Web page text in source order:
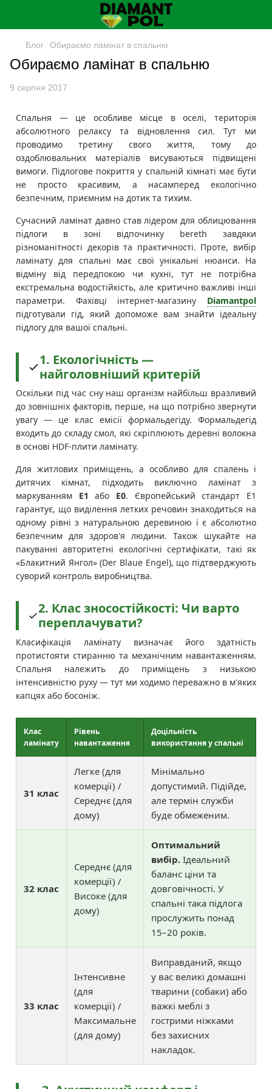
Блог Обираємо ламінат в спальню
Обираємо ламінат в спальню
9 серпня 2017
Спальня — це особливе місце в оселі, територія
абсолютного релаксу та відновлення сил. Тут ми
проводимо третину свого життя, тому до
оздоблювальних матеріалів висуваються підвищені
вимоги. Підлогове покриття у спальній кімнаті має бути
не просто красивим, а насамперед екологічно
безпечним, приємним на дотик та тихим.
Сучасний ламінат давно став лідером для облицювання
підлоги в зоні відпочинку bereth завдяки
різноманітності декорів та практичності. Проте, вибір
ламінату для спальні має свої унікальні нюанси. На
відміну від передпокою чи кухні, тут не потрібна
екстремальна водостійкість, але критично важливі інші
параметри. Фахівці інтернет-магазину Diamantpol
підготували гід, який допоможе вам знайти ідеальну
підлогу для вашої спальні.
1. Екологічність —
найголовніший критерій
Оскільки під час сну наш організм найбільш вразливий
до зовнішніх факторів, перше, на що потрібно звернути
увагу — це клас емісії формальдегіду. Формальдегід
входить до складу смол, які скріплюють деревні волокна
в основі HDF-плити ламінату.
Для житлових приміщень, а особливо для спалень і
дитячих кімнат, підходить виключно ламінат з
маркуванням E1 або E0. Європейський стандарт E1
гарантує, що виділення летких речовин знаходиться на
одному рівні з натуральною деревиною і є абсолютно
безпечним для здоров'я людини. Також шукайте на
пакуванні авторитетні екологічні сертифікати, такі як
«Блакитний Янгол» (Der Blaue Engel), що підтверджують
суворий контроль виробництва.
2. Клас зносостійкості: Чи варто
переплачувати?
Класифікація ламінату визначає його здатність
протистояти стиранню та механічним навантаженням.
Спальня належить до приміщень з низькою
інтенсивністю руху — тут ми ходимо переважно в м'яких
капцях або босоніж.
Клас
ламінату
Рівень
навантаження
Доцільність
використання у спальні
31 клас
Легке (для
комерції) /
Середнє (для
дому)
Мінімально
допустимий. Підійде,
але термін служби
буде обмеженим.
32 клас
Середнє (для
комерції) /
Високе (для
дому)
Оптимальний
вибір. Ідеальний
баланс ціни та
довговічності. У
спальні така підлога
прослужить понад
15–20 років.
33 клас
Інтенсивне
(для
комерції) /
Максимальне
(для дому)
Виправданий, якщо
у вас великі домашні
тварини (собаки) або
важкі меблі з
гострими ніжками
без захисних
накладок.